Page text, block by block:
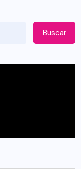
Buscar